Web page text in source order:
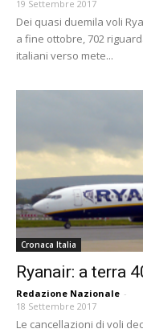
19 Settembre 2017
Dei quasi duemila voli
a fine ottobre, 702
italiani verso mete...
Cronaca Italia
Ryanair: a terra
Redazione Nazionale -
18 Settembre 2017
Le cancellazioni di voli